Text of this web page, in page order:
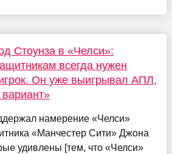
Стоунза в «Челси»:
всегда нужен
Он уже выигрывал АПЛ,
намерение «Челси»
«Манчестер Сити» Джона
удивлены [тем, что «Челси»